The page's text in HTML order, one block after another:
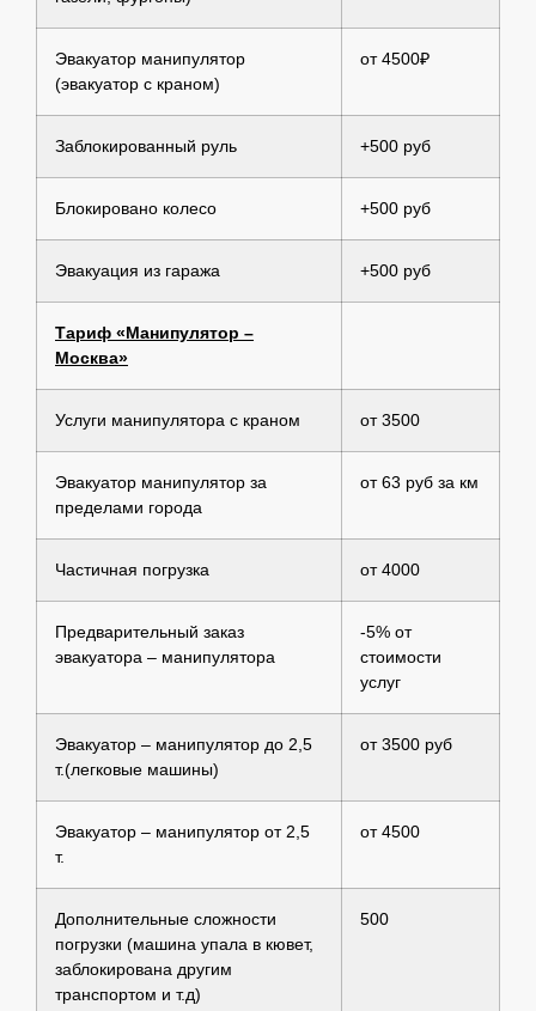
Эвакуатор манипулятор
(эвакуатор с краном)
от 4500₽
Заблокированный руль +500 руб
Блокировано колесо +500 руб
Эвакуация из гаража +500 руб
Тариф «Манипулятор –
Москва»
Услуги манипулятора с краном от 3500
Эвакуатор манипулятор за
пределами города
от 63 руб за км
Частичная погрузка от 4000
Предварительный заказ
эвакуатора – манипулятора
-5% от
стоимости
услуг
Эвакуатор – манипулятор до 2,5
т.(легковые машины)
от 3500 руб
Эвакуатор – манипулятор от 2,5
т.
от 4500
Дополнительные сложности
погрузки (машина упала в кювет,
заблокирована другим
транспортом и т.д)
500